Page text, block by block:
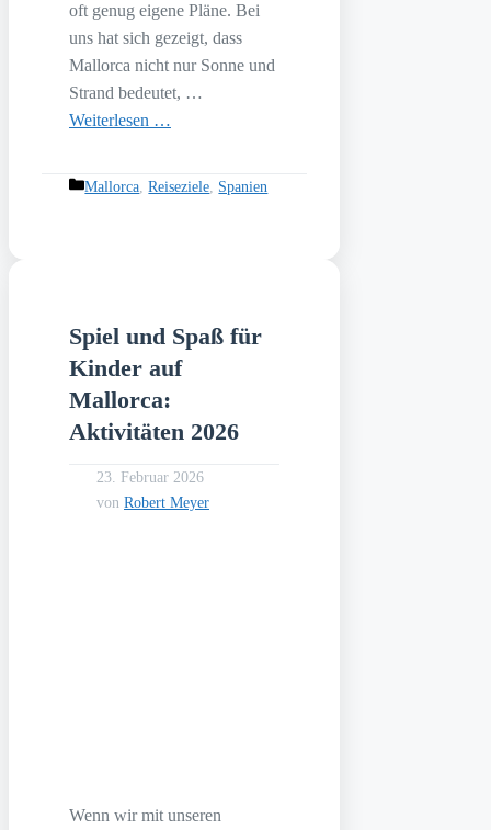
oft genug eigene Pläne. Bei
uns hat sich gezeigt, dass
Mallorca nicht nur Sonne und
Strand bedeutet, …
Weiterlesen …
Kategorien
Mallorca,Reiseziele, Spanien
Spiel und Spaß für
Kinder auf
Mallorca:
Aktivitäten 2026
23. Februar 2026
von Robert Meyer
Wenn wir mit unseren